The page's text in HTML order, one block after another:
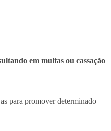
em multas ou cassação
para promover determinado